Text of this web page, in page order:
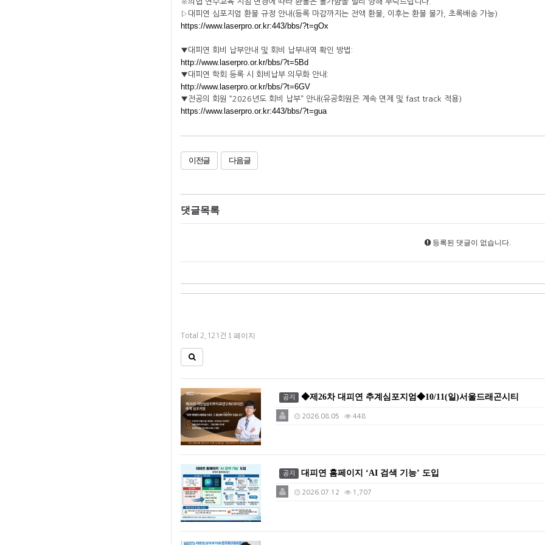
▷대피연 심포지엄 환불 규정 안내(등록 마감까지는 전액 환불, 이후는 환불 불가, 초록배송 가능)
https://www.laserpro.or.kr:443/bbs/?t=gOx
▼대피연 회비 납부안내 및 회비 납부내역 확인 방법:
http://www.laserpro.or.kr/bbs/?t=5Bd
▼대피연 학회 등록 시 회비납부 의무화 안내:
http://www.laserpro.or.kr/bbs/?t=6GV
▼전공의 회원 “2026년도 회비 납부” 안내(유공회원은 계속 면제 및 fast track 적용)
https://www.laserpro.or.kr:443/bbs/?t=gua
이전글 다음글
댓글목록
등록된 댓글이 없습니다.
Total 2,121건 1 페이지
공지 ◆제26차 대피연 추계심포지엄◆10/11(일)서울드래곤시티
2026.08.05 448
공지 대피연 홈페이지 ‘AI 검색 기능’ 도입
2026.07.12 1,707